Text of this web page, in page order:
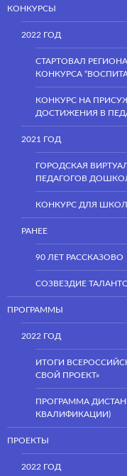
КОНКУРСЫ
2022 ГОД
СТАРТОВАЛ
КОНКУРСА
КОНКУРС НА
ДОСТИЖЕНИЯ В
2021 ГОД
ГОРОДСКАЯ
ПЕДАГОГОВ
КОНКУРС ДЛЯ
РАНЕЕ
90 ЛЕТ РАССКАЗОВО
СОЗВЕЗДИЕ
ПРОГРАММЫ
2022 ГОД
ИТОГИ
СВОЙ ПРОЕКТ»
ПРОГРАММА
КВАЛИФИКАЦИИ)
ПРОЕКТЫ
2022 ГОД